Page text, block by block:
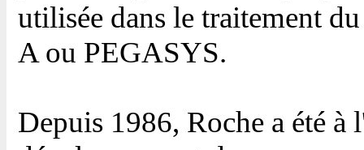
utilisée dans le traitement
A ou PEGASYS.
Depuis 1986, Roche a été à